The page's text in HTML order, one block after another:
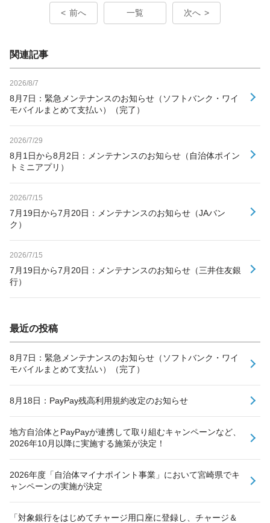
前へ 一覧 次へ
関連記事
2026/8/7
8月7日：緊急メンテナンスのお知らせ（ソフトバンク・ワイ
モバイルまとめて支払い）（完了）
2026/7/29
8月1日から8月2日：メンテナンスのお知らせ（自治体ポイン
トミニアプリ）
2026/7/15
7月19日から7月20日：メンテナンスのお知らせ（JAバン
ク）
2026/7/15
7月19日から7月20日：メンテナンスのお知らせ（三井住友銀
行）
最近の投稿
8月7日：緊急メンテナンスのお知らせ（ソフトバンク・ワイ
モバイルまとめて支払い）（完了）
8月18日：PayPay残高利用規約改定のお知らせ
地方自治体とPayPayが連携して取り組むキャンペーンなど、
2026年10月以降に実施する施策が決定！
2026年度「自治体マイナポイント事業」において宮崎県でキ
ャンペーンの実施が決定
「対象銀行をはじめてチャージ用口座に登録し、チャージ＆